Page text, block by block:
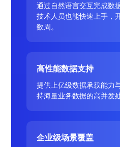
通过自然语言交互完成数
技术人员也能快速上手，
数周。
高性能数据支持
提供上亿级数据承载能力
持海量业务数据的高并发处
企业级场景覆盖